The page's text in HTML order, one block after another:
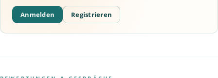
Anmelden Registrieren